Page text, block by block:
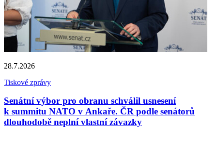
28.7.2026
Tiskové zprávy
Senátní výbor pro obranu schválil usnesení
k summitu NATO v Ankaře. ČR podle senátorů
dlouhodobě neplní vlastní závazky